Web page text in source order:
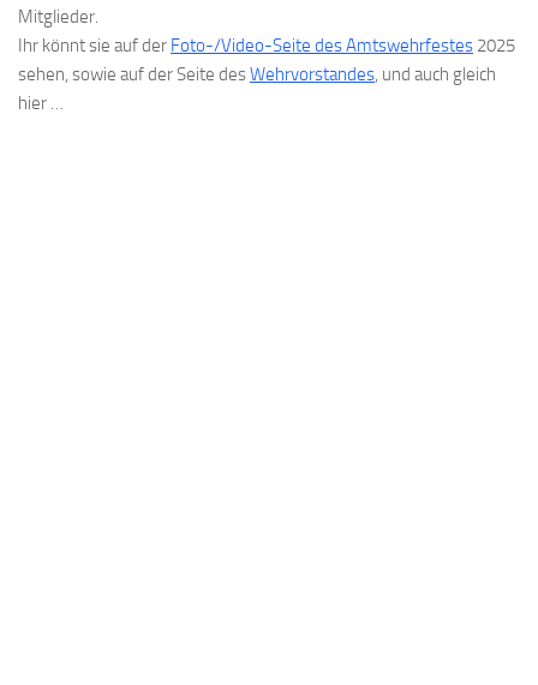
Mitglieder.
Ihr könnt sie auf der Foto-/Video-Seite des Amtswehrfestes 2025
sehen, sowie auf der Seite desWehrvorstandes, und auch gleich
hier …